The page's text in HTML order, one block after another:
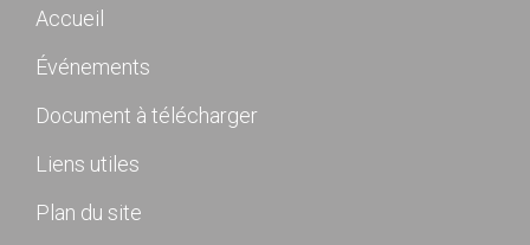
Accueil
Événements
Document à télécharger
Liens utiles
Plan du site